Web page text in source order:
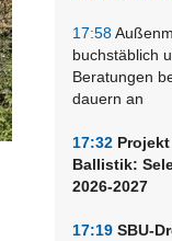
17:58
buchstäblich
Beratungen
dauern an
17:32
Ballistik:
2026-2027
17:19 SBU-